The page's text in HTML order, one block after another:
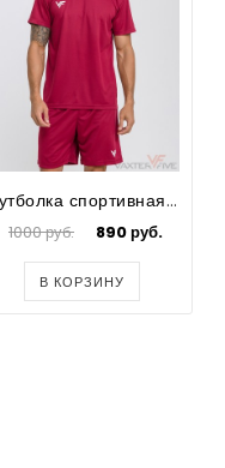
Футболка спортивная для футбола мужская Prima
1000 руб. 890 руб.
В КОРЗИНУ